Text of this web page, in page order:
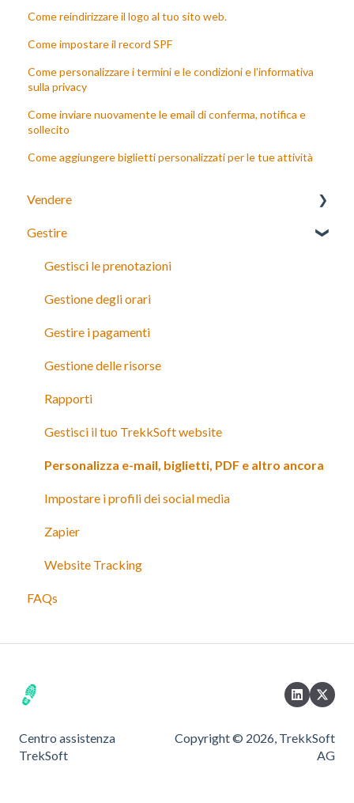
Come reindirizzare il logo al tuo sito web.
Come impostare il record SPF
Come personalizzare i termini e le condizioni e l'informativa
sulla privacy
Come inviare nuovamente le email di conferma, notifica e
sollecito
Come aggiungere biglietti personalizzati per le tue attività
Vendere
Booking Widget 3.0
Gestire
Gestisci le prenotazioni
Gestione degli orari
Gestire i pagamenti
Gestione delle risorse
Rapporti
Gestisci il tuo TrekkSoft website
Personalizza e-mail, biglietti, PDF e altro ancora
Impostare i profili dei social media
Zapier
Website Tracking
FAQs
Centro assistenza
TrekSoft
Copyright © 2026, TrekkSoft
AG